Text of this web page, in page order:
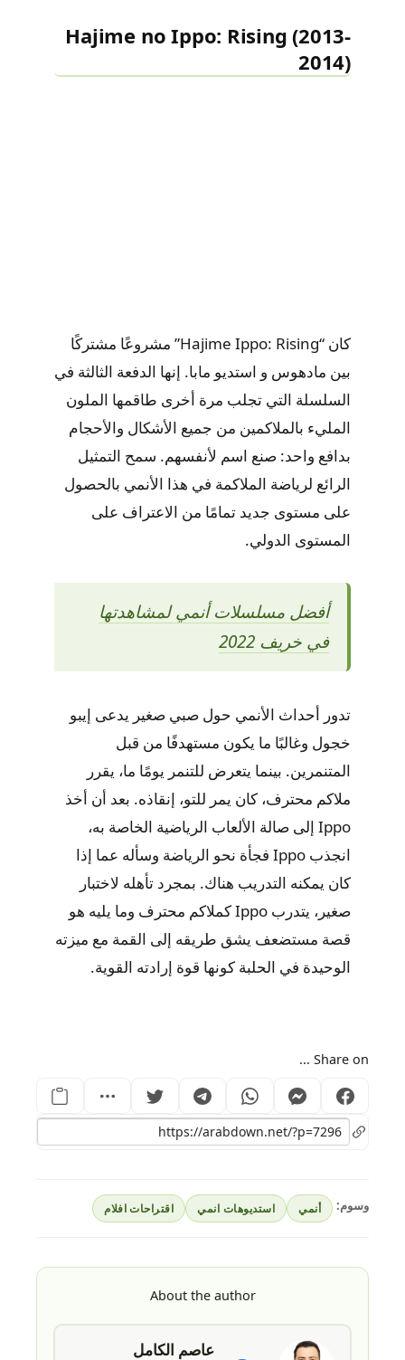
Hajime no Ippo: Rising (2013-
2014)
كان “Hajime Ippo: Rising” مشروعًا مشتركًا
بين مادهوس و استديو مابا. إنها الدفعة الثالثة في
السلسلة التي تجلب مرة أخرى طاقمها الملون
المليء بالملاكمين من جميع الأشكال والأحجام
بدافع واحد: صنع اسم لأنفسهم. سمح التمثيل
الرائع لرياضة الملاكمة في هذا الأنمي بالحصول
على مستوى جديد تمامًا من الاعتراف على
المستوى الدولي.
أفضل مسلسلات أنمي لمشاهدتها
في خريف 2022
تدور أحداث الأنمي حول صبي صغير يدعى إيبو
خجول وغالبًا ما يكون مستهدفًا من قبل
المتنمرين. بينما يتعرض للتنمر يومًا ما، يقرر
ملاكم محترف، كان يمر للتو، إنقاذه. بعد أن أخذ
Ippo إلى صالة الألعاب الرياضية الخاصة به،
انجذب Ippo فجأة نحو الرياضة وسأله عما إذا
كان يمكنه التدريب هناك. بمجرد تأهله لاختبار
صغير، يتدرب Ippo كملاكم محترف وما يليه هو
قصة مستضعف يشق طريقه إلى القمة مع ميزته
الوحيدة في الحلبة كونها قوة إرادته القوية.
Share on ...
وسوم: أنمي استديوهات انمي اقتراحات افلام
About the author
عاصم الكامل